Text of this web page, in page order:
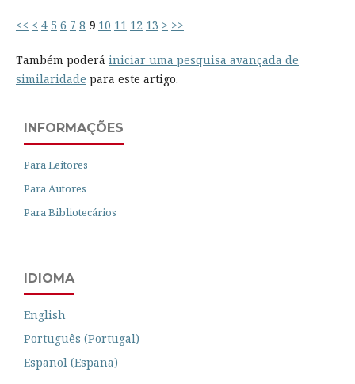
<< < 4 5 6 7 8 9 10 11 12 13 > >>
Também poderá iniciar uma pesquisa avançada de
similaridade para este artigo.
INFORMAÇÕES
Para Leitores
Para Autores
Para Bibliotecários
IDIOMA
English
Português (Portugal)
Español (España)